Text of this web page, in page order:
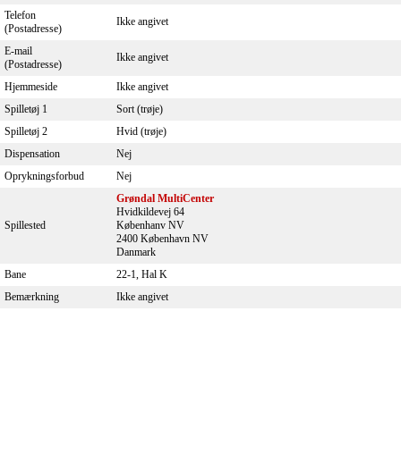
Telefon
(Postadresse)
Ikke angivet
E-mail
(Postadresse)
Ikke angivet
Hjemmeside
Ikke angivet
Spilletøj 1
Sort (trøje)
Spilletøj 2
Hvid (trøje)
Dispensation
Nej
Oprykningsforbud
Nej
Spillested
Grøndal MultiCenter
Hvidkildevej 64
Københanv NV
2400 København NV
Danmark
Bane
22-1, Hal K
Bemærkning
Ikke angivet